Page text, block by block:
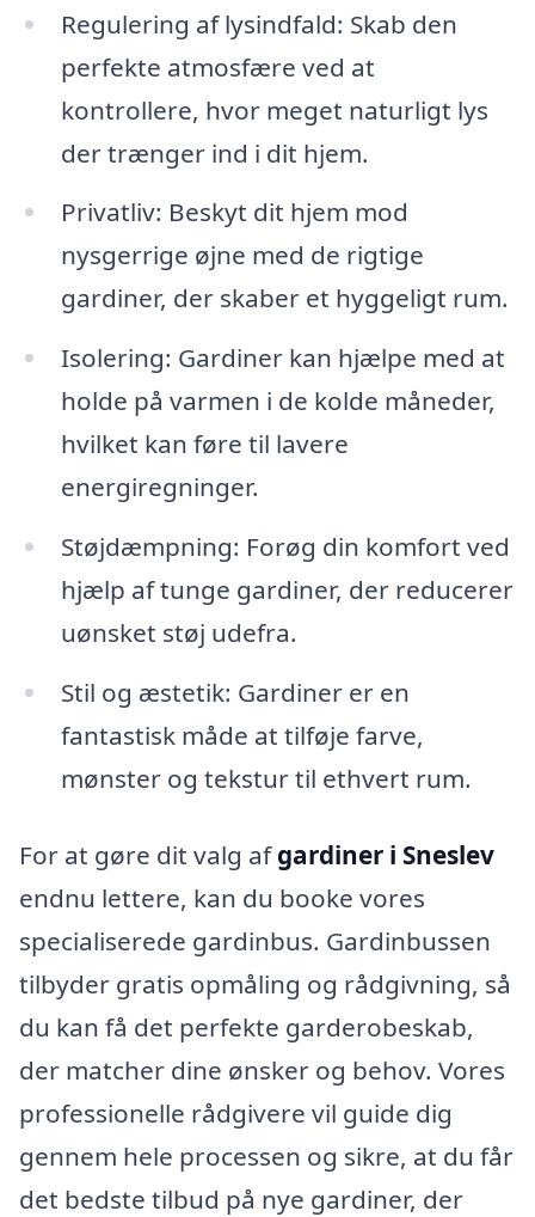
Regulering af lysindfald: Skab den
perfekte atmosfære ved at
kontrollere, hvor meget naturligt lys
der trænger ind i dit hjem.
Privatliv: Beskyt dit hjem mod
nysgerrige øjne med de rigtige
gardiner, der skaber et hyggeligt rum.
Isolering: Gardiner kan hjælpe med at
holde på varmen i de kolde måneder,
hvilket kan føre til lavere
energiregninger.
Støjdæmpning: Forøg din komfort ved
hjælp af tunge gardiner, der reducerer
uønsket støj udefra.
Stil og æstetik: Gardiner er en
fantastisk måde at tilføje farve,
mønster og tekstur til ethvert rum.
For at gøre dit valg afgardiner i Sneslev
endnu lettere, kan du booke vores
specialiserede gardinbus. Gardinbussen
tilbyder gratis opmåling og rådgivning, så
du kan få det perfekte garderobeskab,
der matcher dine ønsker og behov. Vores
professionelle rådgivere vil guide dig
gennem hele processen og sikre, at du får
det bedste tilbud på nye gardiner, der